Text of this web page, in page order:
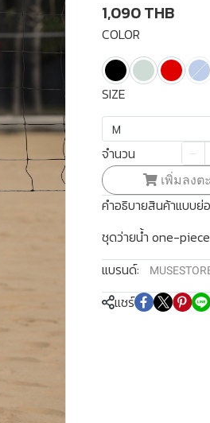
1,090 THB
COLOR
SIZE
M
จำนวน
เพิ่มลงต
คำอธิบายสินค้าแบบย่อ
ชุดว่ายน้ำ one-
แบรนด์:
แชร์